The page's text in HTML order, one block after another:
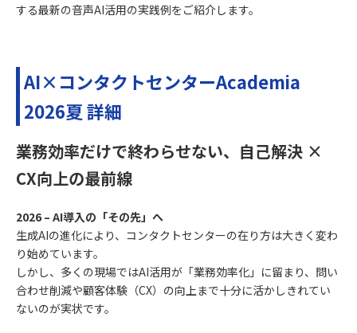
する最新の音声AI活用の実践例をご紹介します。
AI×コンタクトセンターAcademia
2026夏 詳細
業務効率だけで終わらせない、自己解決 ×
CX向上の最前線
2026 – AI導入の「その先」へ
生成AIの進化により、コンタクトセンターの在り方は大きく変わ
り始めています。
しかし、多くの現場ではAI活用が「業務効率化」に留まり、問い
合わせ削減や顧客体験（CX）の向上まで十分に活かしきれてい
ないのが実状です。